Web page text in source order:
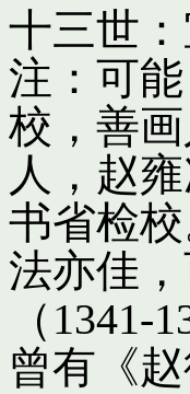
十三世
注：可
校，善
人，赵
书省检
法亦佳
（
曾有《